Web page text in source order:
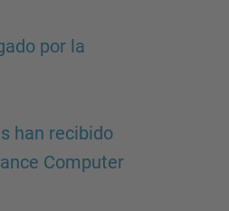
por la
han recibido
Computer